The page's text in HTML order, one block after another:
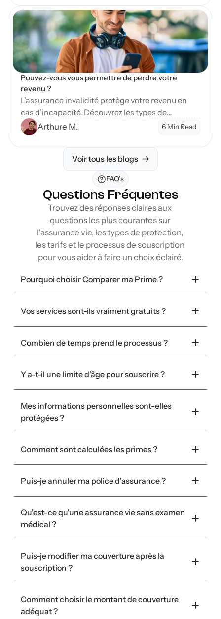
Blog
Pouvez-vous vous permettre de perdre votre
revenu ?
L’assurance invalidité protège votre revenu en
cas d’incapacité. Découvrez les types de
couverture et étapes pour sécuriser votre avenir
financier.
Arthure M. 6 Min Read
Voir tous les blogs
FAQ’s
Questions Fréquentes
Trouvez des réponses claires aux
questions les plus courantes sur
l'assurance vie, les types de protection,
les tarifs et le processus de souscription
pour vous aider à faire un choix éclairé.
Pourquoi choisir Comparer ma Prime ?
Vos services sont-ils vraiment gratuits ?
Combien de temps prend le processus ?
Y a-t-il une limite d'âge pour souscrire ?
Mes informations personnelles sont-elles
protégées ?
Comment sont calculées les primes ?
Puis-je annuler ma police d'assurance ?
Qu'est-ce qu'une assurance vie sans examen
médical ?
Puis-je modifier ma couverture après la
souscription ?
Comment choisir le montant de couverture
adéquat ?